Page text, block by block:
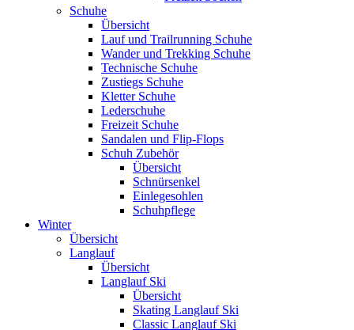
Schuhe
Übersicht
Lauf und Trailrunning Schuhe
Wander und Trekking Schuhe
Technische Schuhe
Zustiegs Schuhe
Kletter Schuhe
Lederschuhe
Freizeit Schuhe
Sandalen und Flip-Flops
Schuh Zubehör
Übersicht
Schnürsenkel
Einlegesohlen
Schuhpflege
Winter
Übersicht
Langlauf
Übersicht
Langlauf Ski
Übersicht
Skating Langlauf Ski
Classic Langlauf Ski